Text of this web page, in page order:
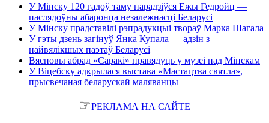
У Мінску 120 гадоў таму нарадзіўся Ежы Гедройц —
паслядоўны абаронца незалежнасці Беларусі
У Мінску прадставілі рэпрадукцыі твораў Марка Шагала
У гэты дзень загінуў Янка Купала — адзін з
найвялікшых паэтаў Беларусі
Вясновы абрад «Саракі» правядуць у музеі пад Мінскам
У Віцебску адкрылася выстава «Мастацтва святла»,
прысвечаная беларускай маляванцы
☞РЕКЛАМА НА САЙТЕ